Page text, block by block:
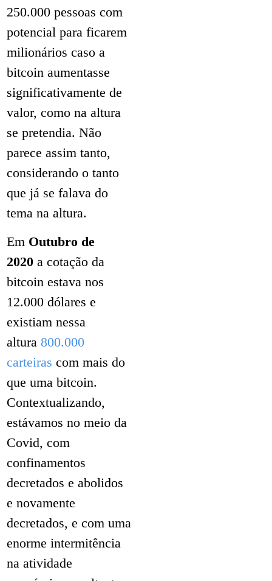
250.000 pessoas com
potencial para ficarem
milionários caso a
bitcoin aumentasse
significativamente de
valor, como na altura
se pretendia. Não
parece assim tanto,
considerando o tanto
que já se falava do
tema na altura.
Em Outubro de
2020 a cotação da
bitcoin estava nos
12.000 dólares e
existiam nessa
altura 800.000
carteiras com mais do
que uma bitcoin.
Contextualizando,
estávamos no meio da
Covid, com
confinamentos
decretados e abolidos
e novamente
decretados, e com uma
enorme intermitência
na atividade